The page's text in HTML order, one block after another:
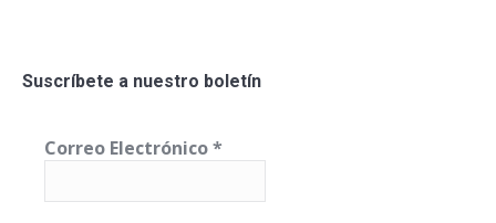
Suscríbete a nuestro boletín
Correo Electrónico*